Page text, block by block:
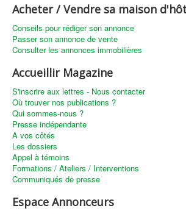
Acheter / Vendre sa maison
Conseils pour rédiger son annonce
Passer son annonce de vente
Consulter les annonces immobilières
Accueillir Magazine
S'inscrire aux lettres - Nous contacter
Où trouver nos publications ?
Qui sommes-nous ?
Presse indépendante
A vos côtés
Les dossiers
Appel à témoins
Formations / Ateliers / Interventions
Communiqués de presse
Espace Annonceurs